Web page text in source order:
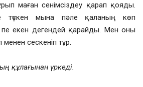
маған сенімсіздеу қарап қояды.
түскен мына пәле қаланың көп
пе екен дегендей қарайды. Мен оны
сескеніп тұр.
құлағынан үркеді.